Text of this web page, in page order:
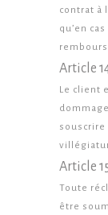
contrat à
qu’en
Article
Le client
souscrire
Article
Toute
être